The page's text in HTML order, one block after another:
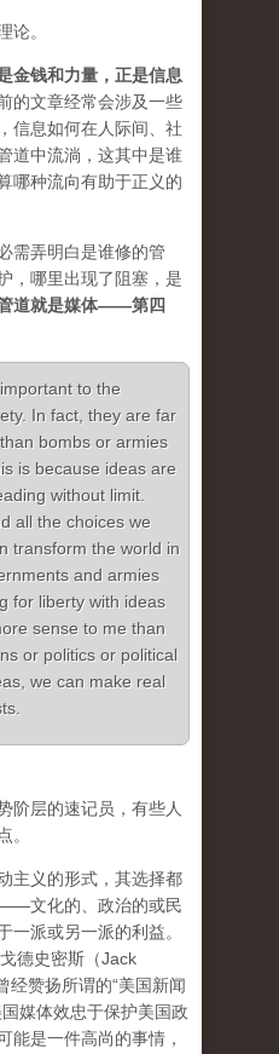
论。
金钱和力量，正是信息
的文章经常会涉及一些
信息如何在人际间、社
道中流淌，这其中是谁
哪种流向有助于正义的
需弄明白是谁修的管
，哪里出现了阻塞，是
道就是媒体——第四
to the
In fact, they are far
bombs or armies
is because ideas are
without limit.
all the choices we
transform the world in
and armies
for liberty with ideas
sense to me than
or politics or political
we can make real
阶层的速记员，有些人
。
主义的形式，其选择都
文化的、政治的或民
派或另一派的利益。
德史密斯（Jack
经赞扬所谓的“美国新闻
媒体效忠于保护美国政
能是一件高尚的事情，